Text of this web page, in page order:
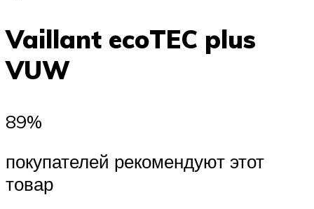
Vaillant ecoTEC plus
VUW
89%
покупателей рекомендуют этот
товар